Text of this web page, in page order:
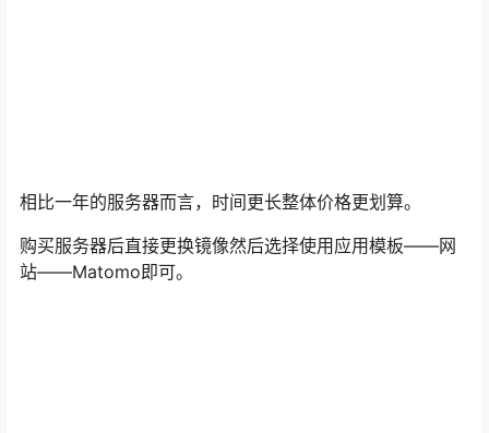
相比一年的服务器而言，时间更长整体价格更划算。
购买服务器后直接更换镜像然后选择使用应用模板——网
站——Matomo即可。